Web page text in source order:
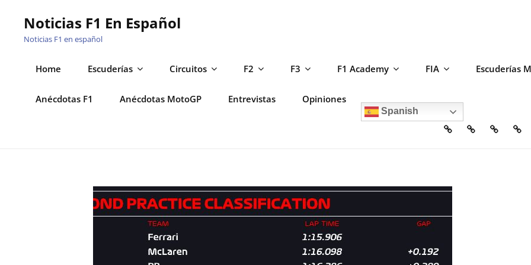
contenido
Noticias F1 En Español
Noticias F1 en español
Home Escuderías Circuitos F2 F3 F1 Academy FIA Escuderías
Anécdotas F1 Anécdotas MotoGP Entrevistas Opiniones
Spanish
HomeEscuderías
Circuitos
F2